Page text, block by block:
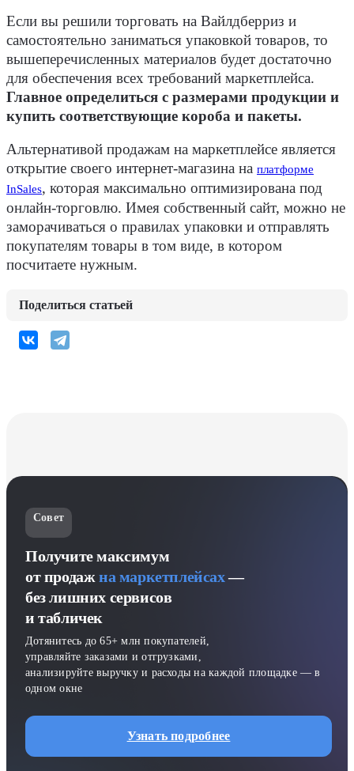
Если вы решили торговать на Вайлдберриз и
самостоятельно заниматься упаковкой товаров, то
вышеперечисленных материалов будет достаточно
для обеспечения всех требований маркетплейса.
Главное определиться с размерами продукции и
купить соответствующие короба и пакеты.
Альтернативой продажам на маркетплейсе является
открытие своего интернет-магазина на платформе
InSales, которая максимально оптимизирована под
онлайн-торговлю. Имея собственный сайт, можно не
заморачиваться о правилах упаковки и отправлять
покупателям товары в том виде, в котором
посчитаете нужным.
Поделиться статьей
Совет
Получите максимум
от продаж на маркетплейсах—
без лишних сервисов
и табличек
Дотянитесь до 65+ млн покупателей,
управляйте заказами и отгрузками,
анализируйте выручку и расходы на каждой площадке — в
одном окне
Узнать подробнее